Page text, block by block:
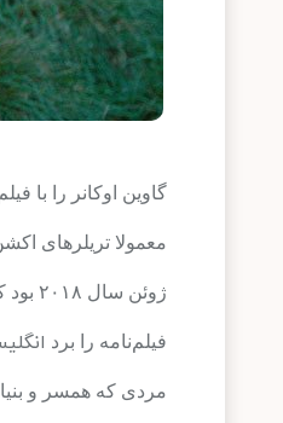
گاوین اوکانر را با
معمولا تریلرهای
ژوئن سال ۲۰۱۸ بود که خبر رسید اوکانر و بن افلک که پیش از این هم همکاری داشتند قرار است دوباره یک تیم تشکیل بدهند.
فیلم‌نامه را برد
مردی که همسر و